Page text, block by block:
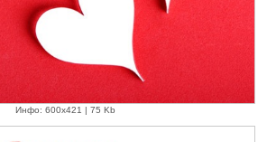
Инфо: 600х421 | 75 Kb